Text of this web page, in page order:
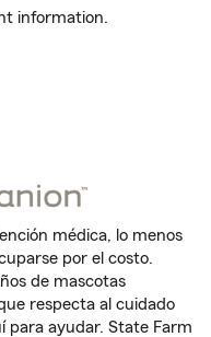
information.
médica, lo menos
por el costo.
de mascotas
respecta al cuidado
para ayudar. State Farm